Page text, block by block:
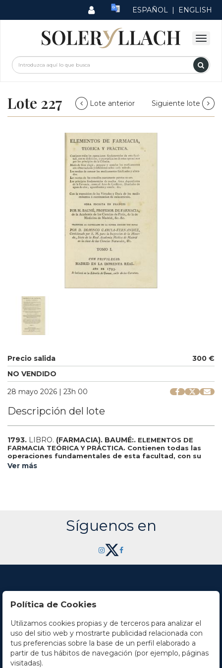
ESPAÑOL | ENGLISH
Lote 227 Lote anterior Siguiente lote
Precio salida
300 €
NO VENDIDO
28 mayo 2026 | 23h 00
Descripción del lote
1793. LIBRO. (FARMACIA). BAUMÉ:. ELEMENTOS DE
FARMACIA TEÓRICA Y PRÁCTICA. Contienen todas las
operaciones fundamentales de esta facultad, con su
definicion, y una explicacion de estas operaciones por
óxido en toda la obra, pero completo. Tres vol. enc. en pasta
española, tejuelo, cortes pintados.
Ver más
Síguenos en
Contacto
Horario
La empresa
Política de Cookies
Utilizamos cookies propias y de terceros para analizar el
uso del sitio web y mostrarte publicidad relacionada con
tus preferencias sobre la base de un perfil elaborado a
partir de tus hábitos de navegación (por ejemplo, páginas
visitadas).